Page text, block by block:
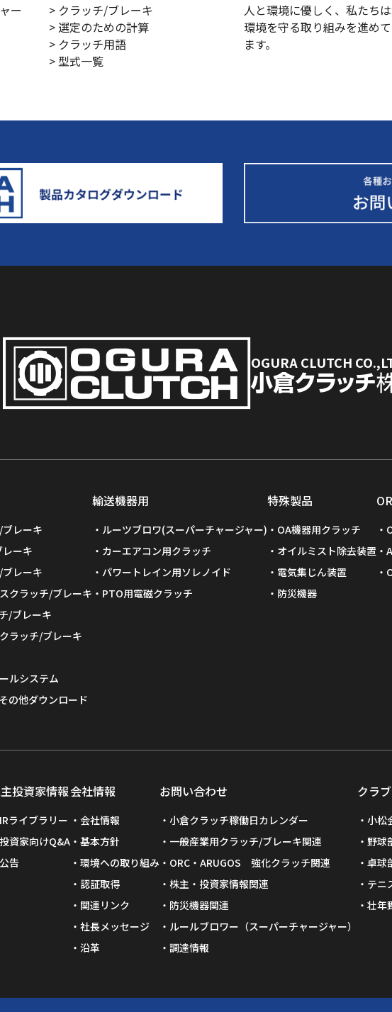
ー
> クラッチ/ブレーキ
> 選定のための計算
> クラッチ用語
> 型式一覧
人と環境に優しく、私たち
環境を守る取り組みを進め
ます。
OGURA CLUTCH
レーキ
ーキ
レーキ
クラッチ/ブレーキ
/ブレーキ
ラッチ/ブレーキ
ルシステム
の他ダウンロード
輸送機器用
ルーツブロワ(スーパーチャージャー)
カーエアコン用クラッチ
パワートレイン用ソレノイド
PTO用電磁クラッチ
特殊製品
OA機器用クラッチ
オイルミスト除去装置
電気集じん装置
防災機器
投資家情報
IRライブラリー
投資家向けQ&A
公告
会社情報
会社情報
基本方針
環境への取り組み
認証取得
関連リンク
社長メッセージ
沿革
お問い合わせ
小倉クラッチ稼働日カレンダー
一般産業用クラッチ/ブレーキ関連
ORC・ARUGOS 強化クラッチ関連
株主・投資家情報関連
防災機器関連
ルールブロワー（スーパーチャージャー）
調達情報
クラ
小松
野球
卓球
テニ
壮年